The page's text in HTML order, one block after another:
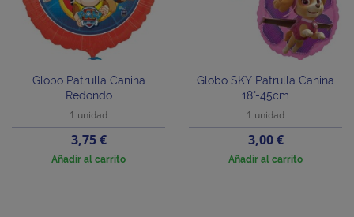
Globo Patrulla Canina
Redondo
1 unidad
Precio
3,75 €
Añadir al carrito
Globo SKY Patrulla Canina
18"-45cm
1 unidad
Precio
3,00 €
Añadir al carrito